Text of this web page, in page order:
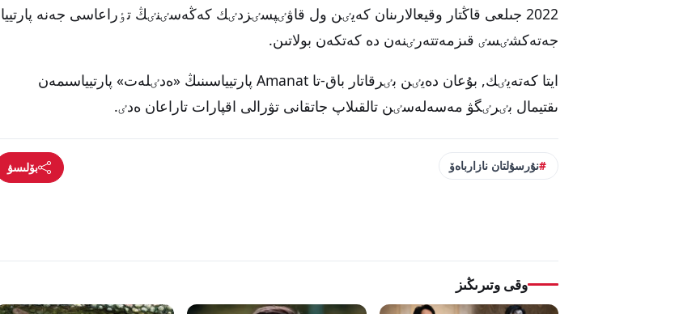
2022 جىلعى قاڭتار وقيعالارىنان كەيٸن ول قاۋٸپسٸزدٸك كەڭەسٸنٸڭ تٶراعاسى جەنە پارتييا
جەتەكشٸسٸ قىزمەتتەرٸنەن دە كەتكەن بولاتىن.
ايتا كەتەيٸك, بۇعان دەيٸن بٸرقاتار باق-تا Amanat پارتيياسىنىڭ «ەدٸلەت» پارتيياسىمەن
ىقتيمال بٸرٸگۋ مەسەلەسٸن تالقىلاپ جاتقانى تۋرالى اقپارات تاراعان ەدٸ.
نۇرسۇلتان نازارباەۆ بۆلىسۋ
وقى وتىرىڭىز